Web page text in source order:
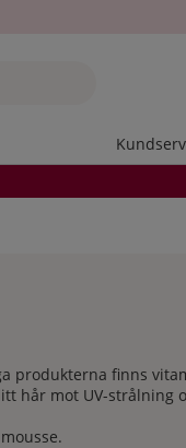
produkterna finns
hår mot UV-strålning